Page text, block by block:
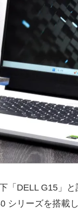
「DELL G15」
シリーズを搭載